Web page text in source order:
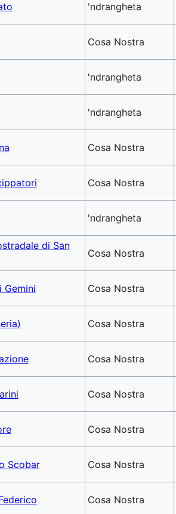
'ndrangheta
Cosa Nostra
'ndrangheta
'ndrangheta
Cosa Nostra
Cosa Nostra
'ndrangheta
di San
Cosa Nostra
Gemini Cosa Nostra
Cosa Nostra
Cosa Nostra
Cosa Nostra
Cosa Nostra
Scobar Cosa Nostra
Cosa Nostra